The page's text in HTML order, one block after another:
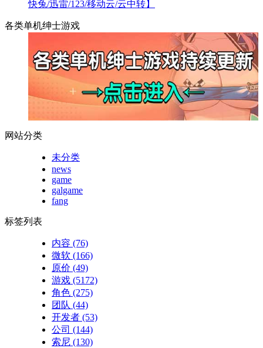
快兔/迅雷/123/移动云/云中转】
各类单机绅士游戏
网站分类
未分类
news
game
galgame
fang
标签列表
内容 (76)
微软 (166)
原价 (49)
游戏 (5172)
角色 (275)
团队 (44)
开发者 (53)
公司 (144)
索尼 (130)